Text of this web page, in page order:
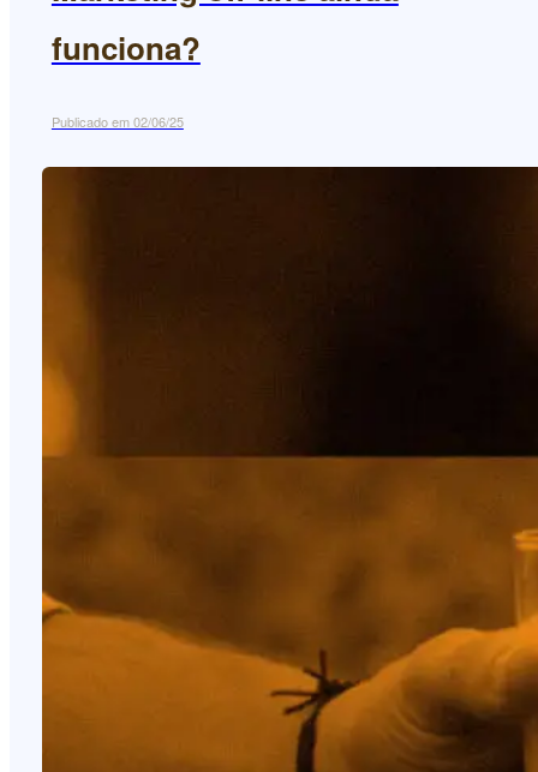
funciona?
Publicado em 02/06/25